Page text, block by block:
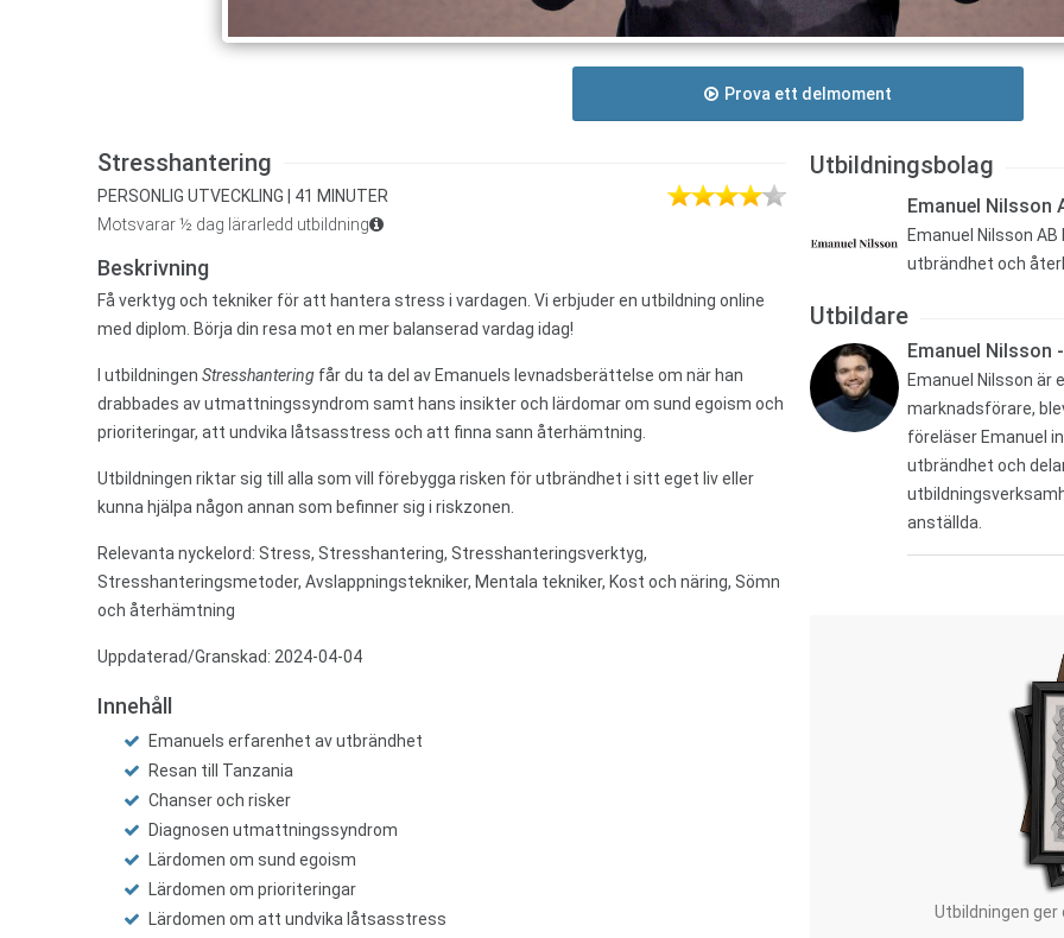
Prova ett delmoment
Stresshantering
PERSONLIG UTVECKLING | 41 MINUTER
Motsvarar ½ dag lärarledd utbildning
Beskrivning
Få verktyg och tekniker för att hantera stress i vardagen. Vi erbjuder en utbildning online
med diplom. Börja din resa mot en mer balanserad vardag idag!
I utbildningen Stresshantering får du ta del av Emanuels levnadsberättelse om när han
drabbades av utmattningssyndrom samt hans insikter och lärdomar om sund egoism och
prioriteringar, att undvika låtsasstress och att finna sann återhämtning.
Utbildningen riktar sig till alla som vill förebygga risken för utbrändhet i sitt eget liv eller
kunna hjälpa någon annan som befinner sig i riskzonen.
Relevanta nyckelord: Stress, Stresshantering, Stresshanteringsverktyg,
Stresshanteringsmetoder, Avslappningstekniker, Mentala tekniker, Kost och näring, Sömn
och återhämtning
Uppdaterad/Granskad: 2024-04-04
Innehåll
Emanuels erfarenhet av utbrändhet
Resan till Tanzania
Chanser och risker
Diagnosen utmattningssyndrom
Lärdomen om sund egoism
Lärdomen om prioriteringar
Lärdomen om att undvika låtsasstress
Utbildningsbolag
Emanuel Nilsson
Emanuel Nilsson
utbrändhet och
Utbildare
Emanuel Nilsson
Emanuel Nilsson är
marknadsförare,
föreläser Emanuel
utbrändhet och
anställda.
Utbildningen